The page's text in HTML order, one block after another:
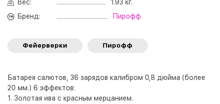
Вес:
1.93 кг.
Бренд:
Пирофф
Фейерверки Пирофф
Батарея салютов, 36 зарядов калибром 0,8 дюйма (более
20 мм.) 6 эффектов:
1. Золотая ива с красным мерцанием.